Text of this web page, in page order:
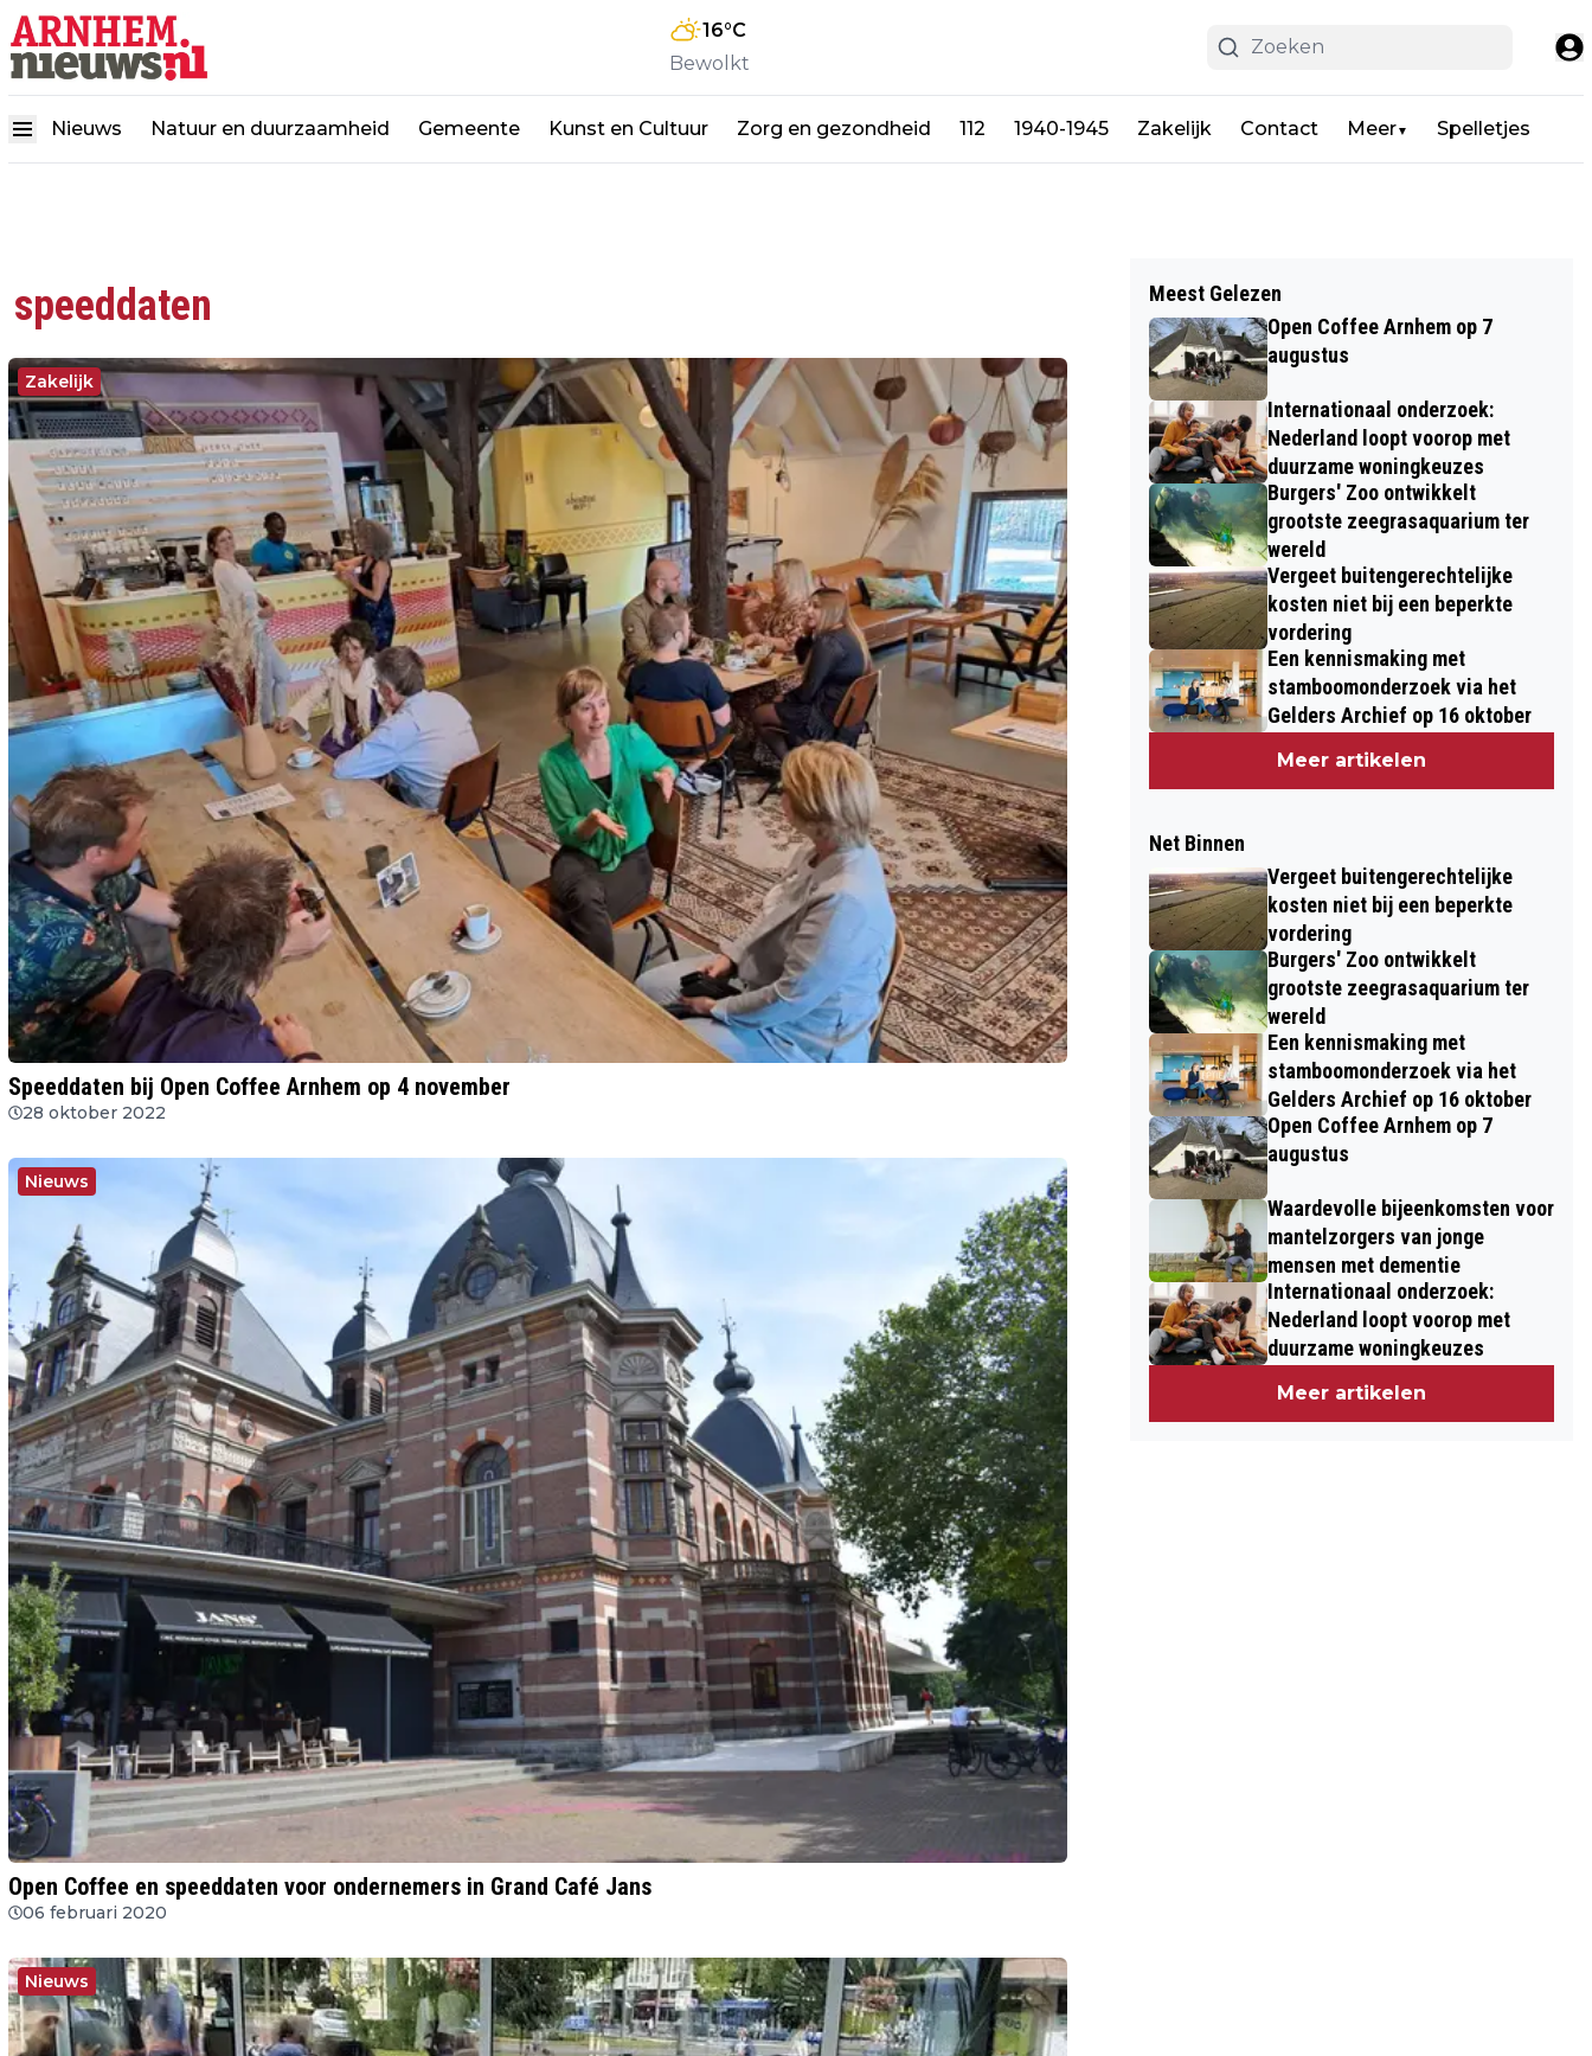
16°C
Bewolkt
Nieuws Natuur en duurzaamheid Gemeente Kunst en Cultuur Zorg en gezondheid 112 1940-1945 Zakelijk Contact Meer▼ Spelletjes
speeddaten
Zakelijk
Speeddaten bij Open Coffee Arnhem op 4 november
28 oktober 2022
Nieuws
Open Coffee en speeddaten voor ondernemers in Grand Café Jans
06 februari 2020
Nieuws
Meest Gelezen
Open Coffee Arnhem op 7
augustus
Internationaal onderzoek:
Nederland loopt voorop met
duurzame woningkeuzes
Burgers' Zoo ontwikkelt
grootste zeegrasaquarium ter
wereld
Vergeet buitengerechtelijke
kosten niet bij een beperkte
vordering
Een kennismaking met
stamboomonderzoek via het
Gelders Archief op 16 oktober
Meer artikelen
Net Binnen
Vergeet buitengerechtelijke
kosten niet bij een beperkte
vordering
Burgers' Zoo ontwikkelt
grootste zeegrasaquarium ter
wereld
Een kennismaking met
stamboomonderzoek via het
Gelders Archief op 16 oktober
Open Coffee Arnhem op 7
augustus
Waardevolle bijeenkomsten voor
mantelzorgers van jonge
mensen met dementie
Internationaal onderzoek:
Nederland loopt voorop met
duurzame woningkeuzes
Meer artikelen